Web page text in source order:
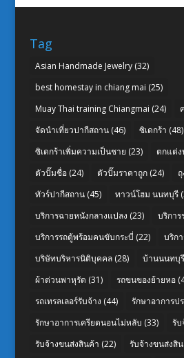
Tag
Asian Handmade Jewelry(32)
best homestay in chiang mai (25)
Muay Thai training Chiangmai (24)
จัดนำเที่ยวปากีสถาน(46) ซิเดกร้า (48)
ซิเดกร้าเพิ่มความเป็นชาย (23) ตกแต่
ตัวปั๊มชื่อ(24) ตัวปั๊มราคาถูก(24)
ทัวร์ปากีสถาน(45) ทาวน์โฮม นนทบุรี
บริการฉายหนังกลางแปลง (23) บริการ
บริการรถตู้พร้อมคนขับกระบี่ (22) บริกา
บริษัทบริหารนิติบุคคล(28) บ้านนนทบุรี
ผ้าต่วนพาหุรัด (31) รถขนของย้ายหอ
รถเทรลเลอร์รับจ้าง (44) รักษาอาการป
รักษาอาการเครียดนอนไม่หลับ (33) รั
รับจ้างขนส่งสินค้า (22) รับจ้างขนส่งสิ